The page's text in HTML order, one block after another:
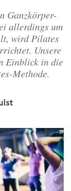
Ganzkörper-
allerdings um
wird Pilates
Unsere
Einblick in die
Methode.